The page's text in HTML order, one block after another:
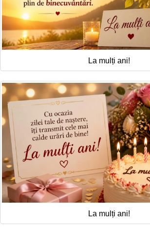
La mulți ani!
La mulți ani!